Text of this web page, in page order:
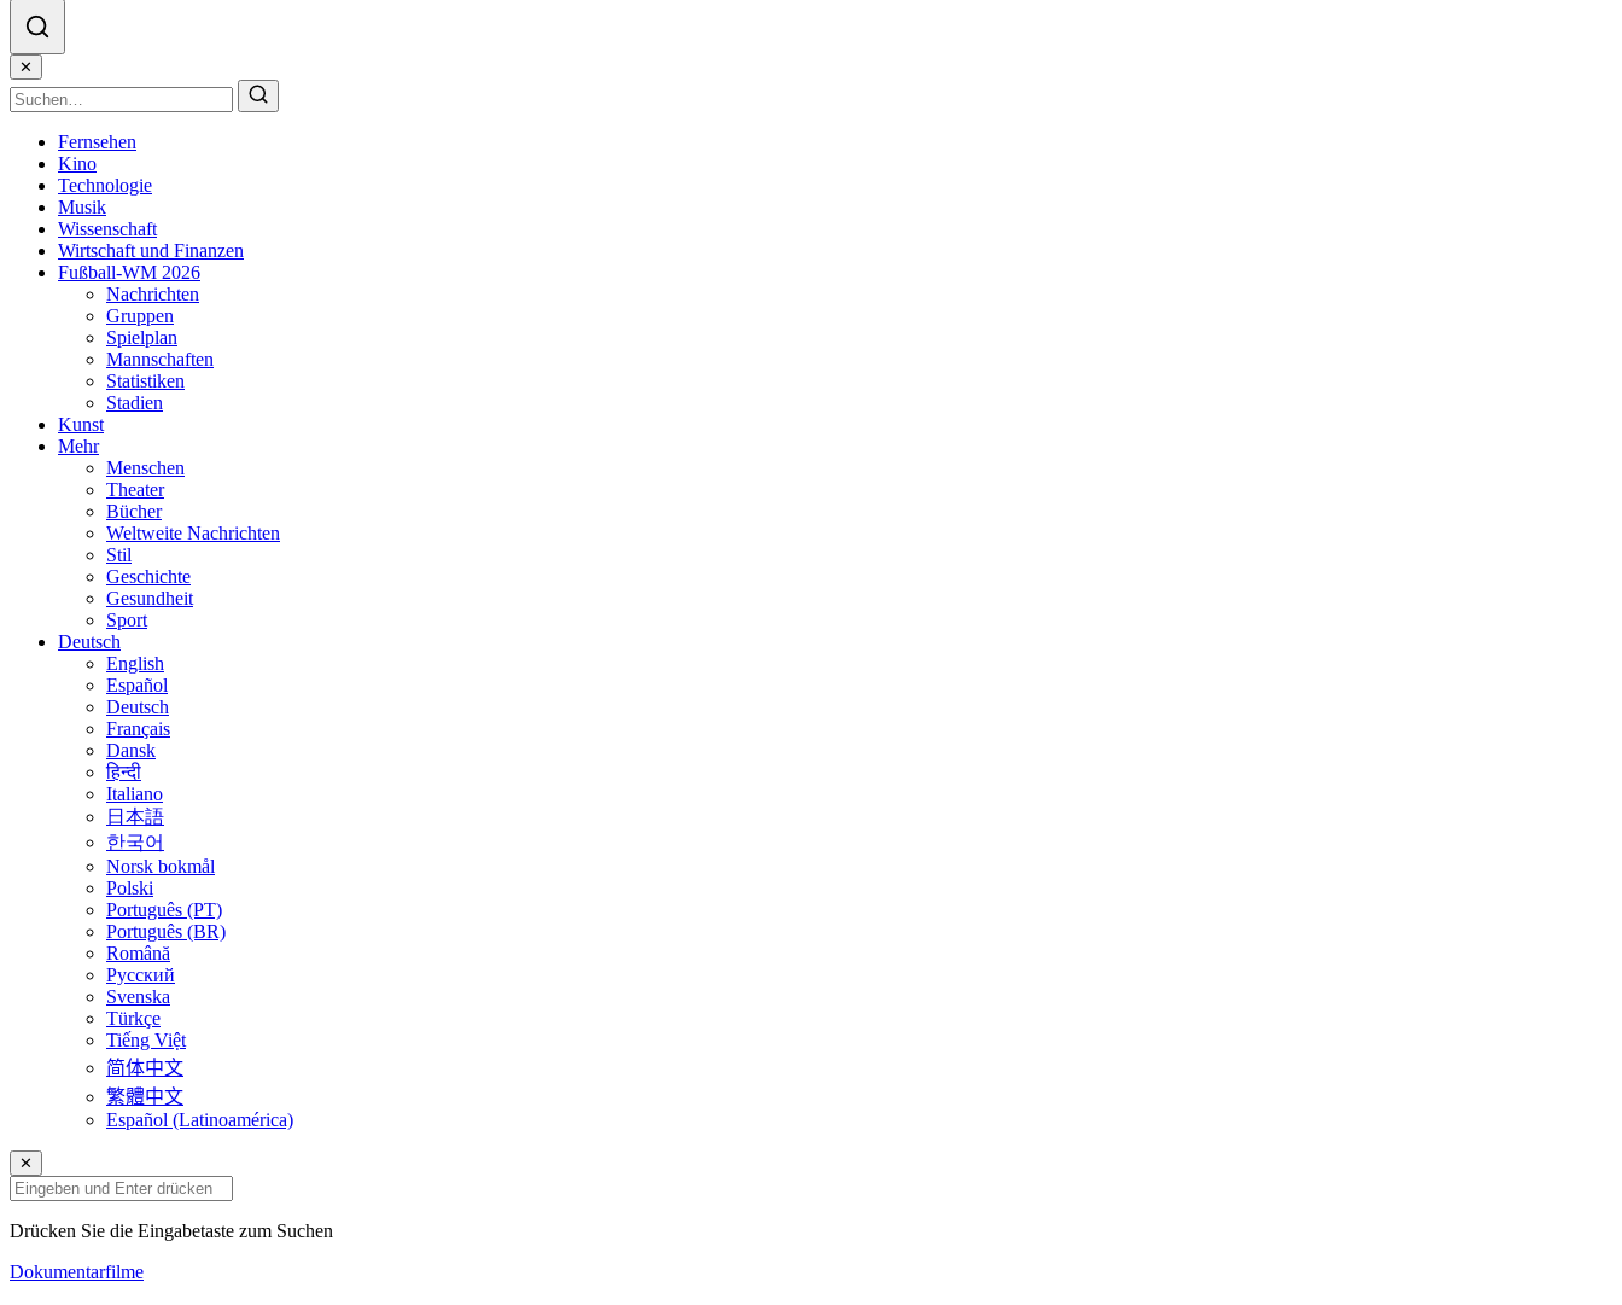
✕
Fernsehen
Kino
Technologie
Musik
Wissenschaft
Wirtschaft und Finanzen
Fußball-WM 2026
Nachrichten
Gruppen
Spielplan
Mannschaften
Statistiken
Stadien
Kunst
Mehr
Menschen
Theater
Bücher
Weltweite Nachrichten
Stil
Geschichte
Gesundheit
Sport
Deutsch
English
Español
Deutsch
Français
Dansk
हिन्दी
Italiano
日本語
한국어
Norsk bokmål
Polski
Português (PT)
Português (BR)
Română
Русский
Svenska
Türkçe
Tiếng Việt
简体中文
繁體中文
Español (Latinoamérica)
✕
Drücken Sie die Eingabetaste zum Suchen
Dokumentarfilme